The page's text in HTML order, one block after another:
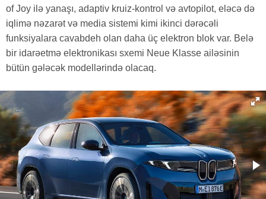
of Joy ilə yanaşı, adaptiv kruiz-kontrol və avtopilot, eləcə də
iqlimə nəzarət və media sistemi kimi ikinci dərəcəli
funksiyalara cavabdeh olan daha üç elektron blok var. Belə
bir idarəetmə elektronikası sxemi Neue Klasse ailəsinin
bütün gələcək modellərində olacaq.